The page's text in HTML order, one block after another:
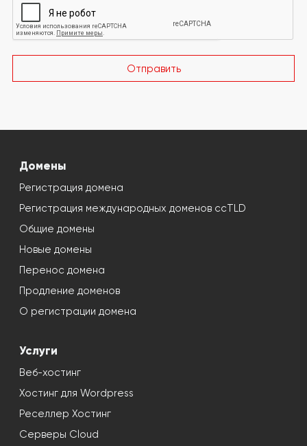
Отправить
Домены
Регистрация домена
Регистрация международных доменов ccTLD
Общие домены
Новые домены
Перенос домена
Продление доменов
О регистрации домена
Услуги
Веб-хостинг
Хостинг для Wordpress
Реселлер Хостинг
Серверы Cloud